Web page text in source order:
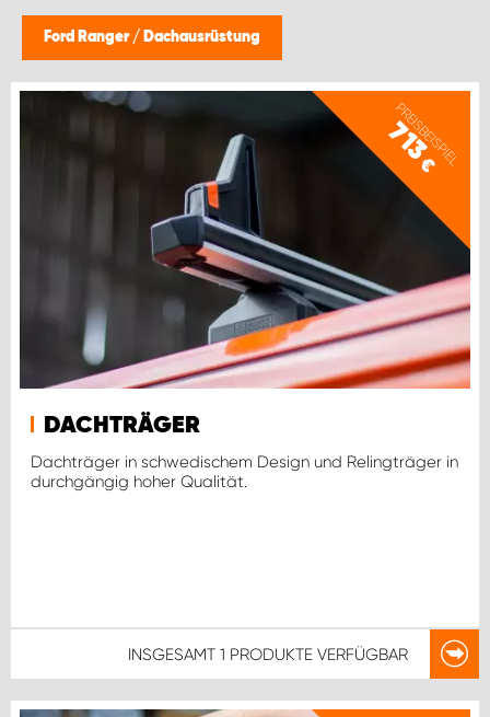
Ford Ranger / Dachausrüstung
PREISBEISPIEL
713
€
DACHTRÄGER
Dachträger in schwedischem Design und Relingträger in
durchgängig hoher Qualität.
INSGESAMT 1 PRODUKTE VERFÜGBAR